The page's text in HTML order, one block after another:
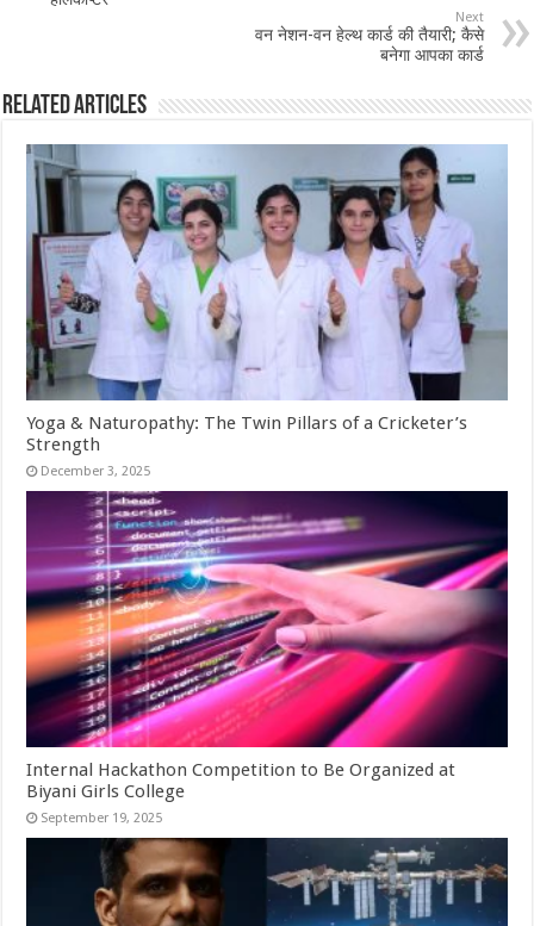
Next
वन नेशन-वन हेल्थ कार्ड की तैयारी; कैसे
बनेगा आपका कार्ड
Related Articles
Yoga & Naturopathy: The Twin Pillars of a Cricketer’s
Strength
December 3, 2025
Internal Hackathon Competition to Be Organized at
Biyani Girls College
September 19, 2025